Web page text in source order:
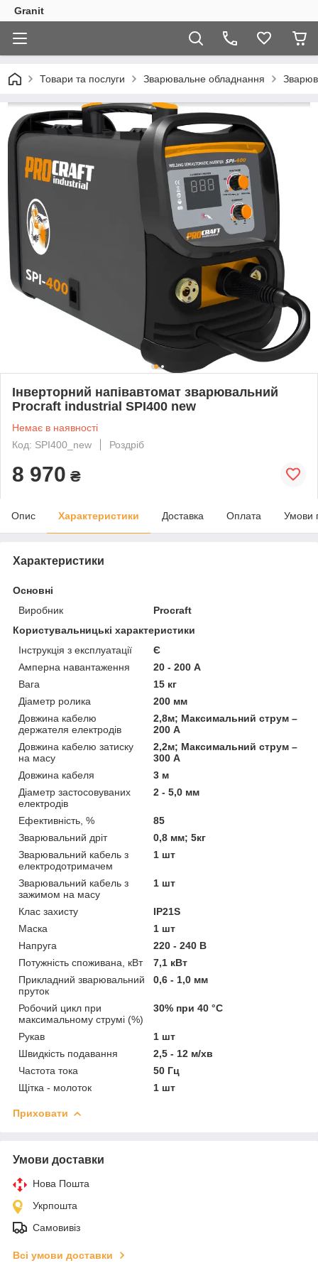
Granit
Товари та послуги Зварювальне обладнання
Інверторний напівавтомат зварювальний
Procraft industrial SPI400 new
Немає в наявності
Код: SPI400_new
Роздріб
8 970 ₴
Опис Характеристики Доставка Оплата Умови
Характеристики
Основні
Виробник
Procraft
Користувальницькі характеристики
Інструкція з експлуатації
Є
Амперна навантаження
20 - 200 А
Вага
15 кг
Діаметр ролика
200 мм
Довжина кабелю
держателя електродів
2,8м; Максимальний струм –
200 А
Довжина кабелю затиску
на масу
2,2м; Максимальний струм –
300 А
Довжина кабеля
3 м
Діаметр застосовуваних
електродів
2 - 5,0 мм
Ефективність, %
85
Зварювальний дріт
0,8 мм; 5кг
Зварювальний кабель з
електродотримачем
1 шт
Зварювальний кабель з
зажимом на масу
1 шт
Клас захисту
IP21S
Маска
1 шт
Напруга
220 - 240 В
Потужність споживана, кВт
7,1 кВт
Прикладний зварювальний
пруток
0,6 - 1,0 мм
Робочий цикл при
максимальному струмі (%)
30% при 40 °C
Рукав
1 шт
Швидкість подавання
2,5 - 12 м/хв
Частота тока
50 Гц
Щітка - молоток
1 шт
Приховати
Умови доставки
Нова Пошта
Укрпошта
Самовивіз
Всі умови доставки